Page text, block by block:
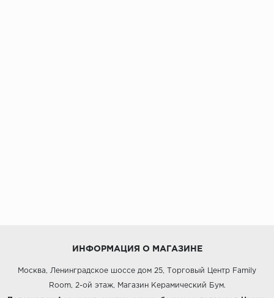
ИНФОРМАЦИЯ О МАГАЗИНЕ
Москва, Ленинградское шоссе дом 25, Торговый Центр Family
Room, 2-ой этаж, Магазин Керамический Бум.